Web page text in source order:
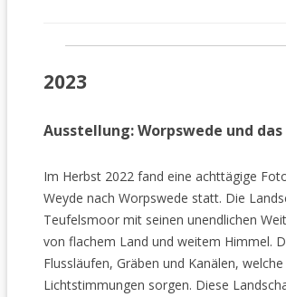
2023
Ausstellung: Worpswede und
Im Herbst 2022 fand eine achttägige
Weyde nach Worpswede statt. Die
Teufelsmoor mit seinen unendlichen
von flachem Land und weitem Himmel.
Flussläufen, Gräben und Kanälen,
Lichtstimmungen sorgen. Diese